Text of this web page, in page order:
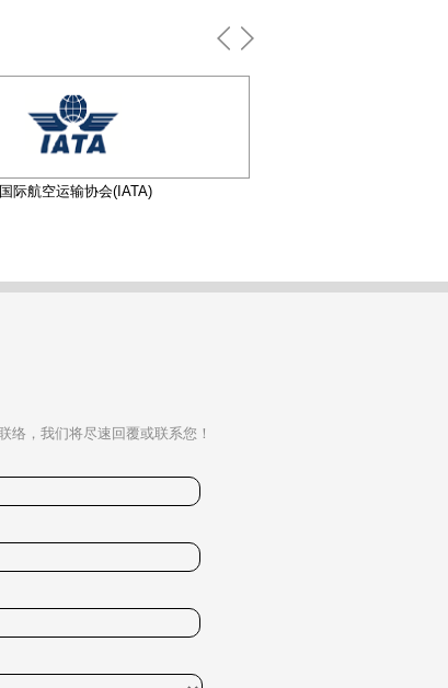
国际航空运输协会(IATA)
络，我们将尽速回覆或联系您！